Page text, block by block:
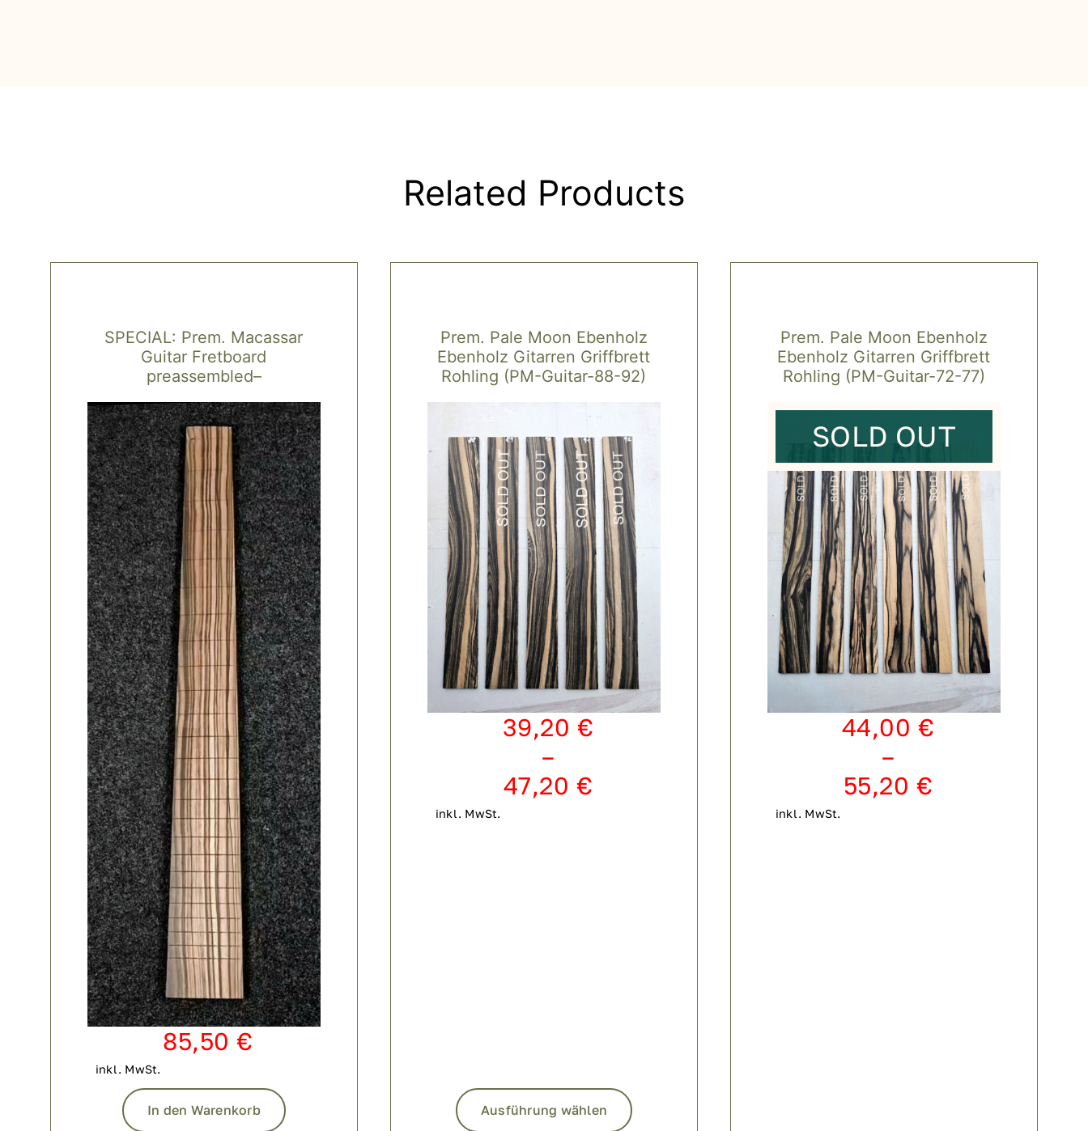
Related Products
SPECIAL: Prem. Macassar
Guitar Fretboard
preassembled–
85,50€
inkl. MwSt.
In den Warenkorb
Prem. Pale Moon Ebenholz
Ebenholz Gitarren Griffbrett
Rohling (PM-Guitar-88-92)
39,20 €
–
47,20 €
inkl. MwSt.
Ausführung wählen
Dieses
Produkt
Prem. Pale Moon Ebenholz
Ebenholz Gitarren Griffbrett
Rohling (PM-Guitar-72-77)
SOLD OUT
44,00 €
–
55,20 €
inkl. MwSt.